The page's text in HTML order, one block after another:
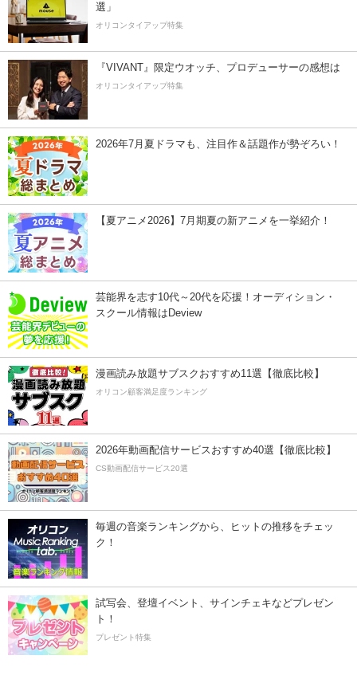
選」
オリコンタイアップ特集
『VIVANT』限定ウオッチ、プロデューサーの感想は
オリコンタイアップ特集
2026年7月夏ドラマも、注目作＆話題作が勢ぞろい！
【夏アニメ2026】7月期夏の新アニメを一挙紹介！
芸能界を志す10代～20代を応援！オーディション・
スクール情報はDeview
漫画読み放題サブスクおすすめ11選【徹底比較】
オリコン顧客満足度ランキング
2026年動画配信サービスおすすめ40選【徹底比較】
CS動画配信サービス20選
毎週の音楽ランキングから、ヒットの推移をチェッ
ク！
試写会、登壇イベント、サインチェキなどプレゼン
ト！
プレゼント特集